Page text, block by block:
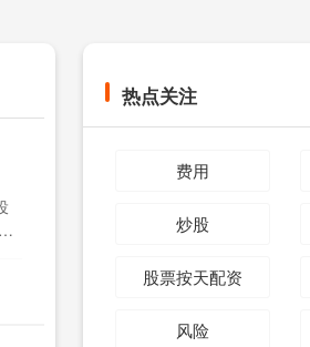
热点关注
费用
炒股
股票按天配资
风险